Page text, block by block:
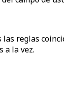
reglas
a la vez.